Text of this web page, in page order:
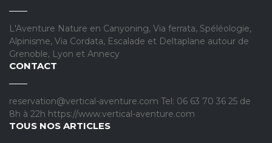
L'Aventure Nature en Canyoning, Via ferrata, Spéléologie,
Alpinisme, Via Cordata, Escalade et Deltaplane autour de
Grenoble, Lyon et Annecy
CONTACT
reservation@vertical-aventure.com Tel: 06 63 70 36 25 de
8h à 22h https://www.vertical-aventure.com
TOUS NOS ARTICLES